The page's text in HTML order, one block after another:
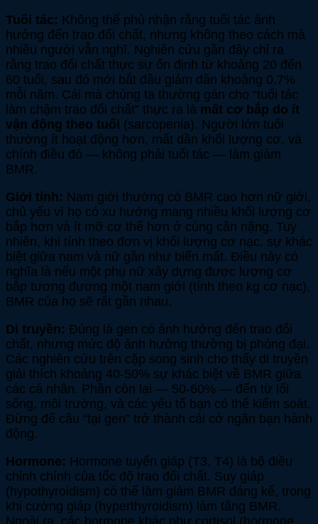
Tuổi tác: Không thể phủ nhận rằng tuổi tác ảnh
hưởng đến trao đổi chất, nhưng không theo cách mà
nhiều người vẫn nghĩ. Nghiên cứu gần đây chỉ ra
rằng trao đổi chất thực sự ổn định từ khoảng 20 đến
60 tuổi, sau đó mới bắt đầu giảm dần khoảng 0.7%
mỗi năm. Cái mà chúng ta thường gán cho “tuổi tác
làm chậm trao đổi chất” thực ra là mất cơ bắp do ít
vận động theo tuổi (sarcopenia). Người lớn tuổi
thường ít hoạt động hơn, mất dần khối lượng cơ, và
chính điều đó — không phải tuổi tác — làm giảm
BMR.
Giới tính: Nam giới thường có BMR cao hơn nữ giới,
chủ yếu vì họ có xu hướng mang nhiều khối lượng cơ
bắp hơn và ít mỡ cơ thể hơn ở cùng cân nặng. Tuy
nhiên, khi tính theo đơn vị khối lượng cơ nạc, sự khác
biệt giữa nam và nữ gần như biến mất. Điều này có
nghĩa là nếu một phụ nữ xây dựng được lượng cơ
bắp tương đương một nam giới (tính theo kg cơ nạc),
BMR của họ sẽ rất gần nhau.
Di truyền: Đúng là gen có ảnh hưởng đến trao đổi
chất, nhưng mức độ ảnh hưởng thường bị phóng đại.
Các nghiên cứu trên cặp song sinh cho thấy di truyền
giải thích khoảng 40-50% sự khác biệt về BMR giữa
các cá nhân. Phần còn lại — 50-60% — đến từ lối
sống, môi trường, và các yếu tố bạn có thể kiểm soát.
Đừng để câu “tại gen” trở thành cái cớ ngăn bạn hành
động.
Hormone: Hormone tuyến giáp (T3, T4) là bộ điều
chỉnh chính của tốc độ trao đổi chất. Suy giáp
(hypothyroidism) có thể làm giảm BMR đáng kể, trong
khi cường giáp (hyperthyroidism) làm tăng BMR.
Ngoài ra, các hormone khác như cortisol (hormone